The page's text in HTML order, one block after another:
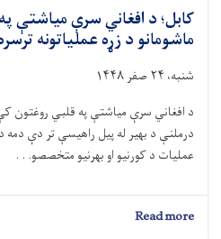
ماشومانو د زړه عملیاتونه
شنبه، ۲۴ صفر ۱۴۴۸
د افغاني سرې میاشتې په قلبي روغتون
عملیات د کورنیو او بهرنیو متخصصو. . .
Read more